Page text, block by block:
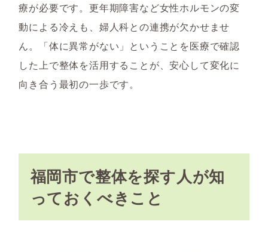
療が必要です。更年期障害など女性ホルモンの変
動による冷えも、婦人科との連携が欠かせませ
ん。「体に異常がない」ということを医療で確認
した上で整体を活用することが、安心して変化に
向き合う最初の一歩です。
福岡市で整体を探す人が知
っておくべきこと